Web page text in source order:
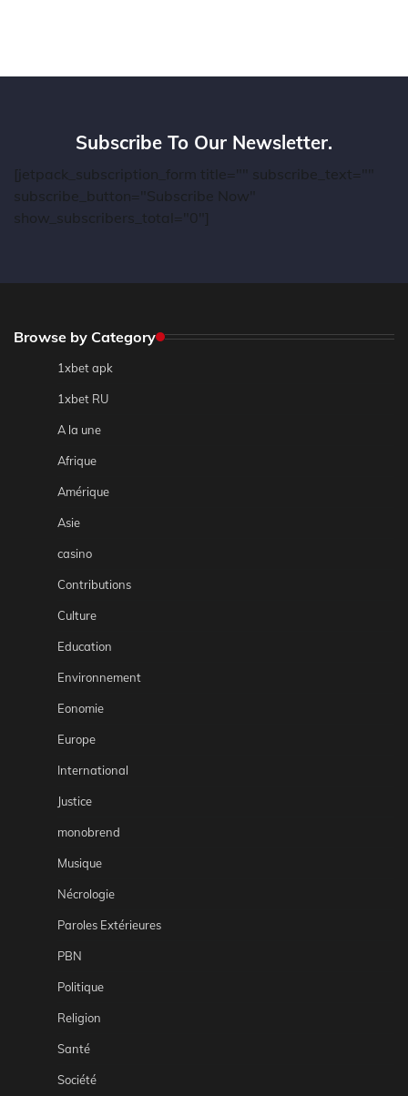
Subscribe To Our Newsletter.
[jetpack_subscription_form title="" subscribe_text=""
subscribe_button="Subscribe Now"
show_subscribers_total="0"]
Browse by Category
1xbet apk
1xbet RU
A la une
Afrique
Amérique
Asie
casino
Contributions
Culture
Education
Environnement
Eonomie
Europe
International
Justice
monobrend
Musique
Nécrologie
Paroles Extérieures
PBN
Politique
Religion
Santé
Société